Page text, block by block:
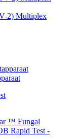
2) Multiplex